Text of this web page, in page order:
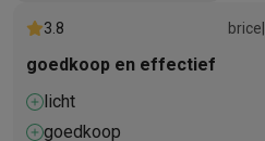
3.8 brice
goedkoop en effectief
licht
goedkoop